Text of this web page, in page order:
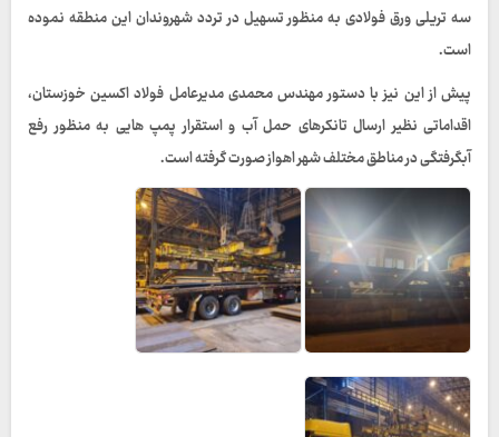
سه تریلی ورق فولادی به منظور تسهیل در تردد شهروندان این منطقه نموده
است.
پیش از این نیز با دستور مهندس محمدی مدیرعامل فولاد اکسین خوزستان،
اقداماتی نظیر ارسال تانکرهای حمل آب و استقرار پمپ هایی به منظور رفع
آبگرفتگی در مناطق مختلف شهر اهواز صورت گرفته است.